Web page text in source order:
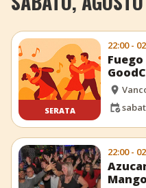
SERATA
22:00 -
22:00 -